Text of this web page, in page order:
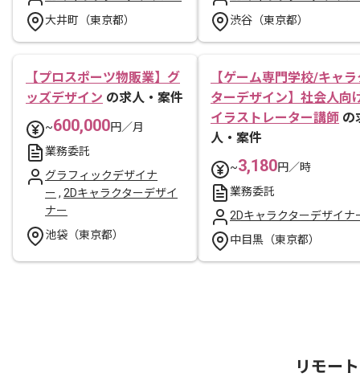
大井町（東京都）
渋谷（東京都）
【プロスポーツ物販業】グ
ッズデザイン の求人・案件
~600,000円／月
業務委託
グラフィックデザイナ
ー , 2Dキャラクターデザイ
ナー
池袋（東京都）
【ゲーム専門学校/キャラ
ターデザイン】社会人向
イラストレーター講師 の
人・案件
~3,180円／時
業務委託
2Dキャラクターデザイナ
中目黒（東京都）
リモー